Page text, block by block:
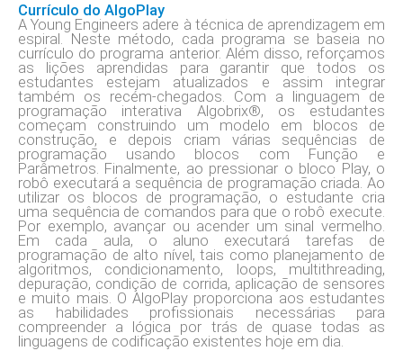
Currículo do AlgoPlay
A Young Engineers adere à técnica de aprendizagem em
espiral. Neste método, cada programa se baseia no
currículo do programa anterior. Além disso, reforçamos
as lições aprendidas para garantir que todos os
estudantes estejam atualizados e assim integrar
também os recém-chegados. Com a linguagem de
programação interativa Algobrix®, os estudantes
começam construindo um modelo em blocos de
construção, e depois criam várias sequências de
programação usando blocos com Função e
Parâmetros. Finalmente, ao pressionar o bloco Play, o
robô executará a sequência de programação criada. Ao
utilizar os blocos de programação, o estudante cria
uma sequência de comandos para que o robô execute.
Por exemplo, avançar ou acender um sinal vermelho.
Em cada aula, o aluno executará tarefas de
programação de alto nível, tais como planejamento de
algoritmos, condicionamento, loops, multithreading,
depuração, condição de corrida, aplicação de sensores
e muito mais. O AlgoPlay proporciona aos estudantes
as habilidades profissionais necessárias para
compreender a lógica por trás de quase todas as
linguagens de codificação existentes hoje em dia.